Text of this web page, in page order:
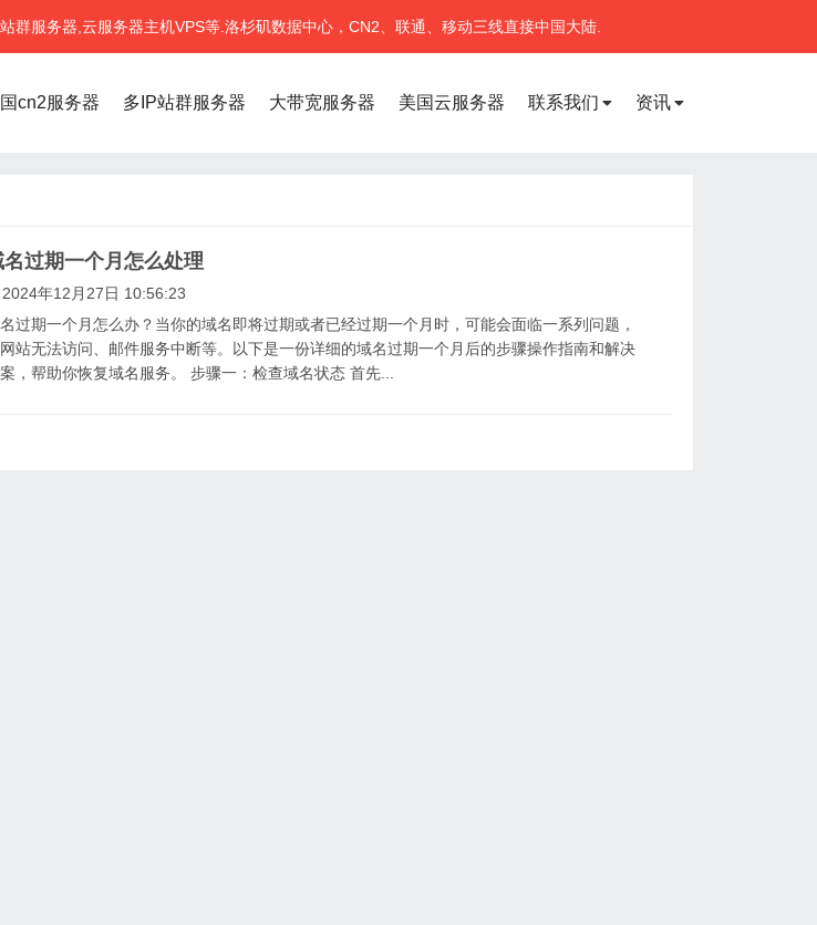
服务器,云服务器主机VPS等.洛杉矶数据中心，CN2、联通、移动三线直接中国大陆.
cn2服务器 多IP站群服务器 大带宽服务器 美国云服务器 联系我们 资讯
名过期一个月怎么处理
2024年12月27日 10:56:23
过期一个月怎么办？当你的域名即将过期或者已经过期一个月时，可能会面临一系列问题，
站无法访问、邮件服务中断等。以下是一份详细的域名过期一个月后的步骤操作指南和解决
，帮助你恢复域名服务。 步骤一：检查域名状态 首先...